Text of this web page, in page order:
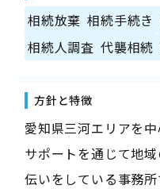
相続放棄 相続手続き
相続人調査 代襲相続
方針と特徴
愛知県三河エリアを
サポートを通じて地
伝いをしている事務